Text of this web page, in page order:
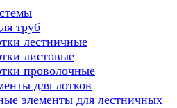
труб
лестничные
листовые
проволочные
для лотков
элементы для лестничных